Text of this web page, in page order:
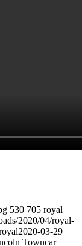
530 705 royal
2020/04/royal-
2020-03-29
Towncar